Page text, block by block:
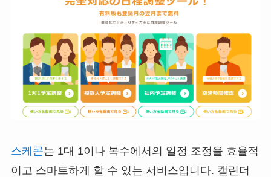
스케콘는 1대 1이나 복수에서의 일정 조정을 효율적
이고 스마트하게 할 수 있는 서비스입니다. 캘린더